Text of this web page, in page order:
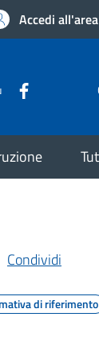
Accedi
Condividi
di riferimento